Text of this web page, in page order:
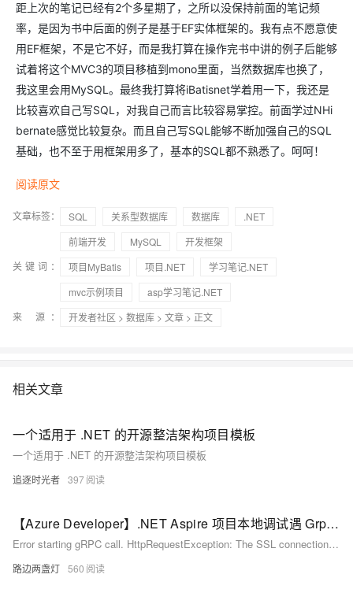
距上次的笔记已经有2个多星期了，之所以没保持前面的笔记频
率，是因为书中后面的例子是基于EF实体框架的。我有点不愿意使
用EF框架，不是它不好，而是我打算在操作完书中讲的例子后能够
试着将这个MVC3的项目移植到mono里面，当然数据库也换了，
我这里会用MySQL。最终我打算将iBatisnet学着用一下，我还是
比较喜欢自己写SQL，对我自己而言比较容易掌控。前面学过NHi
bernate感觉比较复杂。而且自己写SQL能够不断加强自己的SQL
基础，也不至于用框架用多了，基本的SQL都不熟悉了。呵呵！
阅读原文
文章标签： SQL 关系型数据库 数据库
.NET
前端开发
MySQL
开发框架
关键词：
项目MyBatis 项目.NET
学习笔记.NET
mvc示例项目
asp学习笔记.NET
来 源：
开发者社区 > 数据库 > 文章 > 正文
相关文章
一个适用于 .NET 的开源整洁架构项目模板
一个适用于 .NET 的开源整洁架构项目模板
追逐时光者 397
【Azure Developer】.NET Aspire 项目本地调试遇 Grpc.Core.RpcException 异常( Error starting gRPC call ... )
Error starting gRPC call. HttpRequestException: The SSL connection could not be established, see inner exception. AuthenticationException: The remote certificate is invalid because of errors in the certificate chain: UntrustedRoot
路边两盏灯 560